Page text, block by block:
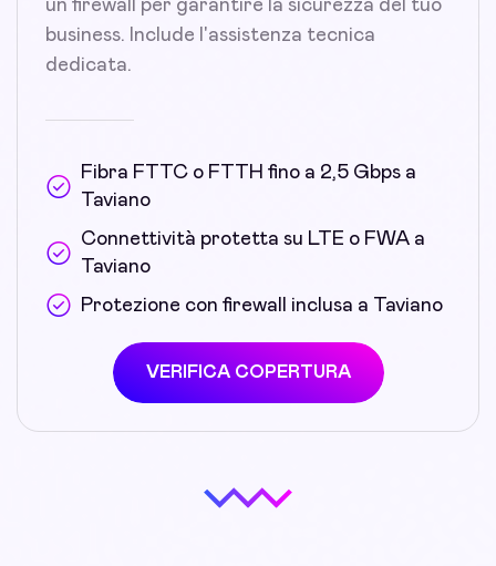
un firewall per garantire la sicurezza del tuo
business. Include l'assistenza tecnica
dedicata.
Fibra FTTC o FTTH fino a 2,5 Gbps a
Taviano
Connettività protetta su LTE o FWA a
Taviano
Protezione con firewall inclusa a Taviano
VERIFICA COPERTURA